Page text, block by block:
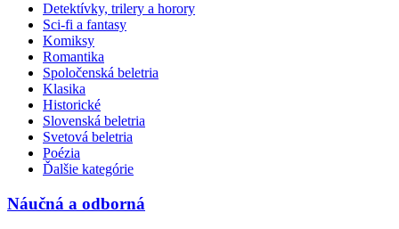
Detektívky, trilery a horory
Sci-fi a fantasy
Komiksy
Romantika
Spoločenská beletria
Klasika
Historické
Slovenská beletria
Svetová beletria
Poézia
Ďalšie kategórie
Náučná a odborná